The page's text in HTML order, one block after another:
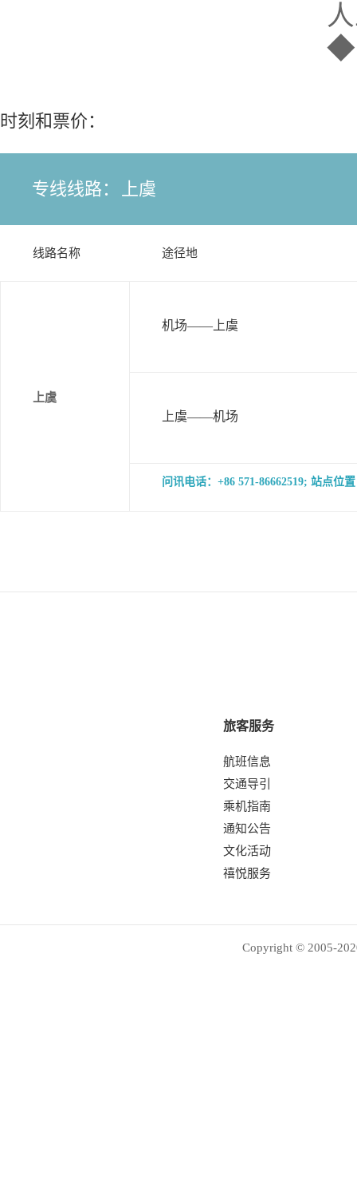
◆
时刻和票价：
专线线路： 上虞
线路名称 途径地
上虞
机场——上虞
上虞——机场
问讯电话：+86 571-86662519; 站点位
旅客服务
航班信息
交通导引
乘机指南
通知公告
文化活动
禧悦服务
Copyright © 2005-